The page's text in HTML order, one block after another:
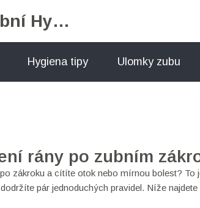
Péče o Zubní Hygienu
Hygiena tipy Ulomky zubu
rány po zubním
zákroku a cítíte otok nebo mírnou bolest?
pár jednoduchých pravidel. Níže